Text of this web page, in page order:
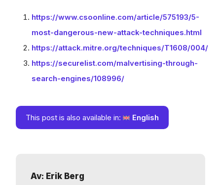
https://www.csoonline.com/article/575193/5-
most-dangerous-new-attack-techniques.html
https://attack.mitre.org/techniques/T1608/004/
https://securelist.com/malvertising-through-
search-engines/108996/
This post is also available in: English
Av: Erik Berg